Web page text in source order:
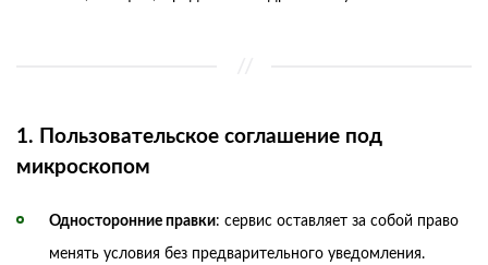
1. Пользовательское соглашение под
микроскопом
Односторонние правки: сервис оставляет за собой право
менять условия без предварительного уведомления.